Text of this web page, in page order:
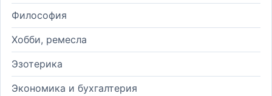
Философия
Хобби, ремесла
Эзотерика
Экономика и бухгалтерия